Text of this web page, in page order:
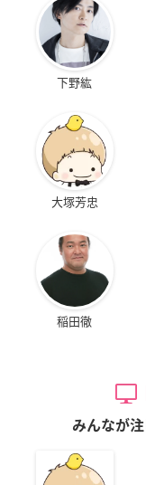
下野紘
大塚芳忠
稲田徹
みんなが